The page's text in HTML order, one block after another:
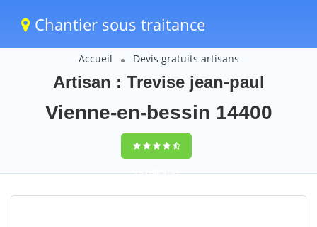
Chantier sous traitance
Accueil Devis gratuits artisans
Artisan : Trevise jean-paul
Vienne-en-bessin 14400
9,5(100%)81
votes